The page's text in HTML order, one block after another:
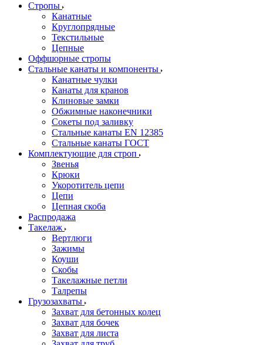
Стропы
Канатные
Круглопрядные
Текстильные
Цепные
Оффшорные стропы
Стальные канаты и компоненты
Канатные чулки
Канаты для кранов
Клиновые замки
Обжимные наконечники
Сокеты под заливку
Стальные канаты EN 12385
Стальные канаты ГОСТ
Комплектующие для строп
Звенья
Крюки
Укоротитель цепи
Цепи
Цепная скоба
Распродажа
Такелаж
Вертлюги
Зажимы
Коуши
Скобы
Такелажные петли
Талрепы
Грузозахваты
Захват для бетонных колец
Захват для бочек
Захват для листа